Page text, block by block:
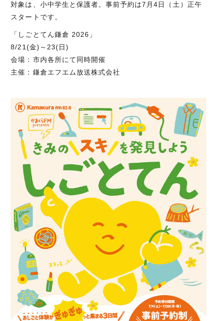
対象は、小中学生と保護者。事前予約は7月4日（土）正午
スタートです。
「しごとてん鎌倉 2026」
8/21(金)～23(日)
会場：市内各所にて同時開催
主催：鎌倉エフエム放送株式会社